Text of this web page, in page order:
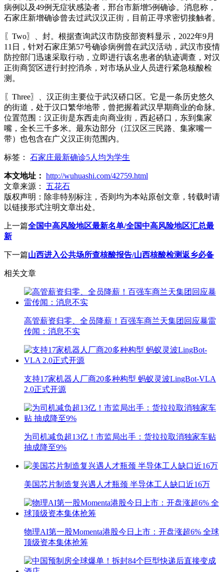
病例以及49例无症状感染者，邢台市新增5例确诊。消息称，
石家庄新增确诊曾去过武汉汉正街，目前正寻求密切接触者。
〖Two〗、封。根据查询武汉市防疫部资料显示，2022年9月
11日，针对石家庄第57号确诊病例曾在武汉活动，武汉市疫情
防控部门迅速采取行动，立即进行该名患者的轨迹调查，对汉
正街商贸区进行封控消杀，对市场从业人员进行紧急核酸检
测。
〖Three〗、汉正街主要位于武汉硚口区。它是一条历史悠久
的街道，处于汉口繁华地带，曾把握着武汉早期商业的命脉。
位置范围：汉正街是东西走向商业街，西起硚口，东到集家
嘴，全长三千多米。最东边部分（江汉区三民路、集家嘴一
带）也包含在广义汉正街范围内。
标签： 石家庄最新确诊5人均为学生
本文地址： http://wuhuashi.com/42759.html
文章来源：
五花石
版权声明： 除非特别标注，否则均为本站原创文章，转载时请
以链接形式注明文章出处。
上一篇全国中高风险地区最新名单/全国中高风险地区汇总最
新
下一篇山西进入公共场所查核酸报告/山西核酸检测返乡必备
相关文章
高管薪资归零、全员降薪！百强车商兰天集团回应暴雷
传闻：消息不实
支持17家机器人厂商20多种构型 蚂蚁灵波LingBot-VLA
2.0正式开源
为司机减负超13亿！市监局出手：货拉拉取消独家车贴
抽成降至9%
美国芯片制造复兴遇人才瓶颈 半导体工人缺口近16万
物理AI第一股Momenta港股今日上市：开盘涨超6% 全球
顶级资本集体抢筹